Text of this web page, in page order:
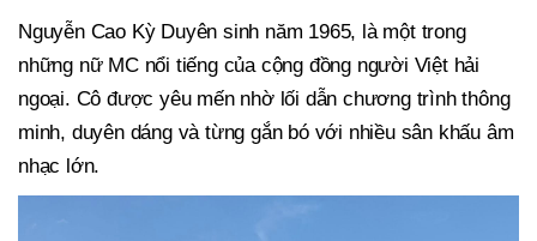
Nguyễn Cao Kỳ Duyên sinh năm 1965, là một trong
những nữ MC nổi tiếng của cộng đồng người Việt hải
ngoại. Cô được yêu mến nhờ lối dẫn chương trình thông
minh, duyên dáng và từng gắn bó với nhiều sân khấu âm
nhạc lớn.